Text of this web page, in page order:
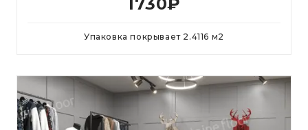
Упаковка покрывает 2.4116 м2